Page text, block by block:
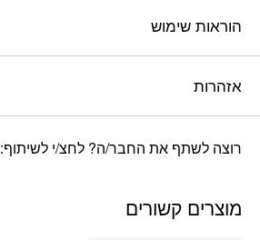
הוראות שימוש
אזהרות
רוצה לשתף את החבר/ה? לחצ/י לשיתוף:
מוצרים קשורים